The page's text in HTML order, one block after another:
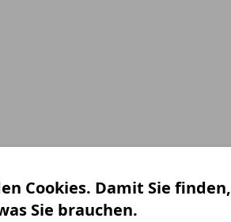
Cookies. Damit Sie finden,
Sie brauchen.